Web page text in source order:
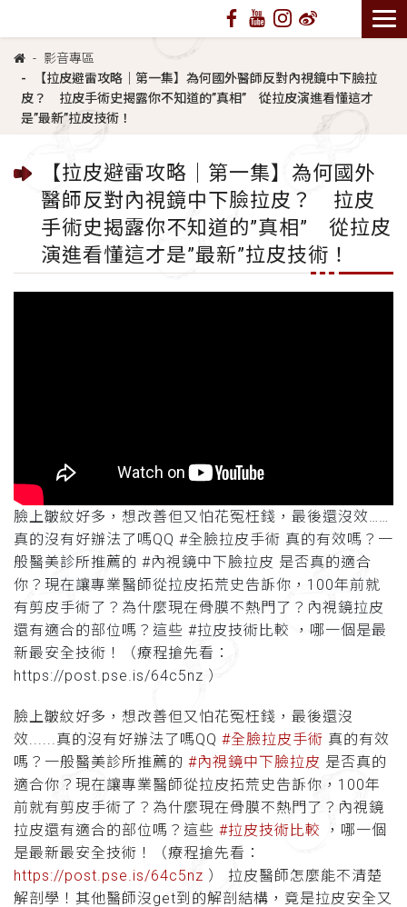
影音專區
【拉皮避雷攻略｜第一集】為何國外醫師反對內視鏡中下臉拉
皮？ 拉皮手術史揭露你不知道的”真相” 從拉皮演進看懂這才
是”最新”拉皮技術！
【拉皮避雷攻略｜第一集】為何國外
醫師反對內視鏡中下臉拉皮？ 拉皮
手術史揭露你不知道的”真相” 從拉皮
演進看懂這才是”最新”拉皮技術！
臉上皺紋好多，想改善但又怕花冤枉錢，最後還沒效……
真的沒有好辦法了嗎QQ #全臉拉皮手術 真的有效嗎？一
般醫美診所推薦的 #內視鏡中下臉拉皮 是否真的適合
你？現在讓專業醫師從拉皮拓荒史告訴你，100年前就
有剪皮手術了？為什麼現在骨膜不熱門了？內視鏡拉皮
還有適合的部位嗎？這些 #拉皮技術比較 ，哪一個是最
新最安全技術！（療程搶先看：
https://post.pse.is/64c5nz ）
臉上皺紋好多，想改善但又怕花冤枉錢，最後還沒
效......真的沒有好辦法了嗎QQ #全臉拉皮手術 真的有效
嗎？一般醫美診所推薦的 #內視鏡中下臉拉皮 是否真的
適合你？現在讓專業醫師從拉皮拓荒史告訴你，100年
前就有剪皮手術了？為什麼現在骨膜不熱門了？內視鏡
拉皮還有適合的部位嗎？這些 #拉皮技術比較
，哪一個
是最新最安全技術！（療程搶先看：
https://post.pse.is/64c5nz ） 拉皮醫師怎麼能不清楚
解剖學！其他醫師沒get到的解剖結構，竟是拉皮安全又